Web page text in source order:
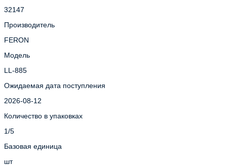
32147
Производитель
FERON
Модель
LL-885
Ожидаемая дата поступления
2026-08-12
Количество в упаковках
1/5
Базовая единица
шт